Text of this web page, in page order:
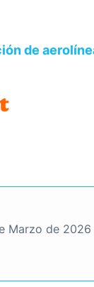
de
Marzo de 2026